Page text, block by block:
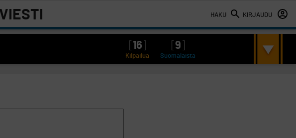
HAKU KIRJAUDU
16 9
Kilpailua Suomalaista